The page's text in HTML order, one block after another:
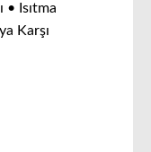
• Isıtma
Karşı